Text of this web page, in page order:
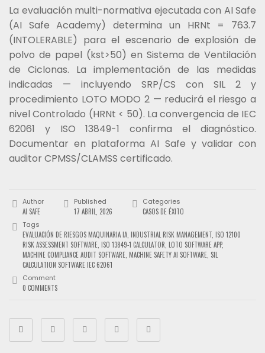
La evaluación multi-normativa ejecutada con AI Safe
(AI Safe Academy) determina un HRNt = 763.7
(INTOLERABLE) para el escenario de explosión de
polvo de papel (kst>50) en Sistema de Ventilación
de Ciclonas. La implementación de las medidas
indicadas — incluyendo SRP/CS con SIL 2 y
procedimiento LOTO MODO 2 — reducirá el riesgo a
nivel Controlado (HRNt < 50). La convergencia de IEC
62061 y ISO 13849-1 confirma el diagnóstico.
Documentar en plataforma AI Safe y validar con
auditor CPMSS/CLAMSS certificado.
Author
AI SAFE
Published
17 ABRIL, 2026
Categories
CASOS DE ÉXITO
Tags
EVALUACIÓN DE RIESGOS MAQUINARIA IA INDUSTRIAL RISK MANAGEMENT ISO 12100
RISK ASSESSMENT SOFTWARE ISO 13849-1 CALCULATOR LOTO SOFTWARE APP,
MACHINE COMPLIANCE AUDIT SOFTWARE MACHINE SAFETY AI SOFTWARE SIL
CALCULATION SOFTWARE IEC 62061
Comment
0 COMMENTS